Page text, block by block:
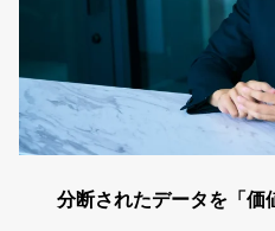
分断されたデータを「価